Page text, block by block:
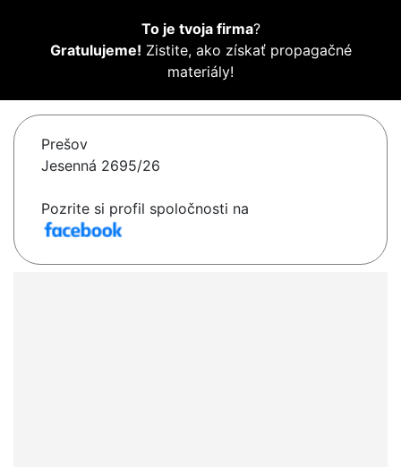
To je tvoja firma?
Gratulujeme! Zistite, ako získať propagačné
materiály!
Prešov
Jesenná 2695/26
Pozrite si profil spoločnosti na